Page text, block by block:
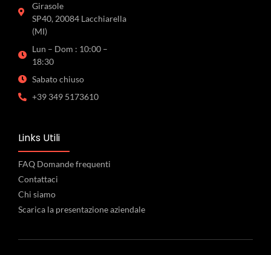
Girasole
SP40, 20084 Lacchiarella
(MI)
Lun – Dom : 10:00 –
18:30
Sabato chiuso
+39 349 5173610
Links Utili
FAQ Domande frequenti
Contattaci
Chi siamo
Scarica la presentazione aziendale